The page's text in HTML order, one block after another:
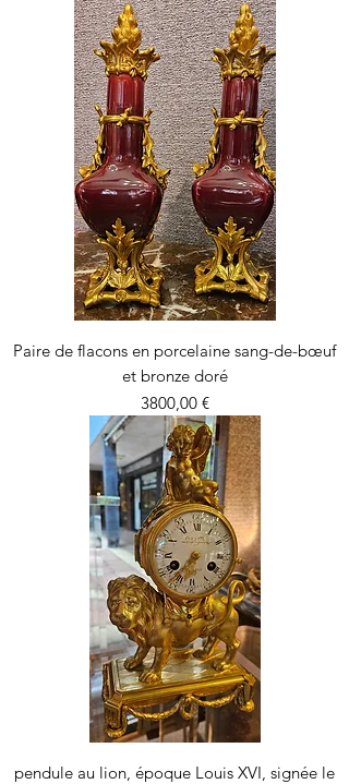
Paire de flacons en porcelaine sang-de-bœuf
et bronze doré
Precio
3800,00 €
pendule au lion, époque Louis XVI, signée le